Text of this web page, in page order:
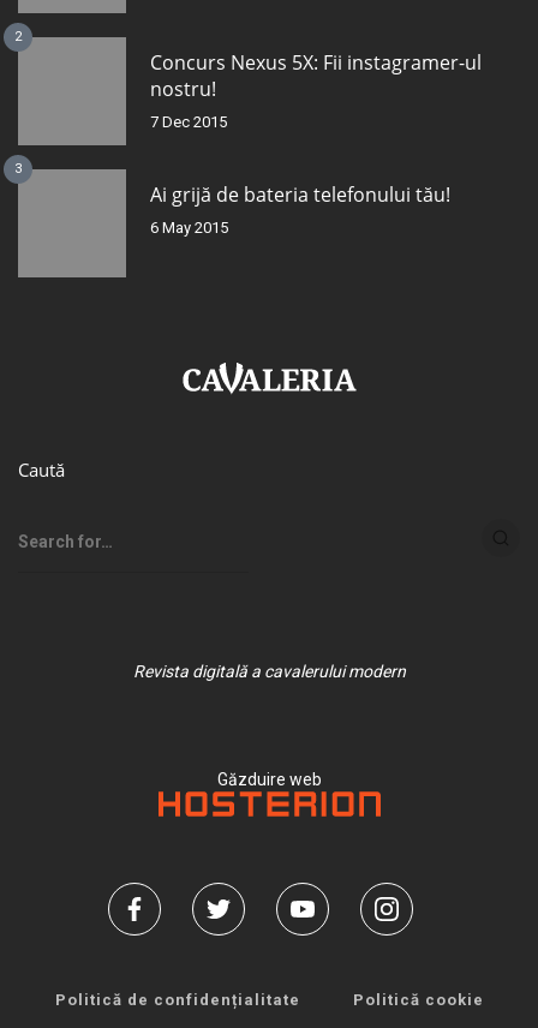
2
Concurs Nexus 5X: Fii instagramer-ul
nostru!
7 Dec 2015
3
Ai grijă de bateria telefonului tău!
6 May 2015
Caută
Revista digitală a cavalerului modern
Găzduire web
Politică de confidențialitate Politică cookie